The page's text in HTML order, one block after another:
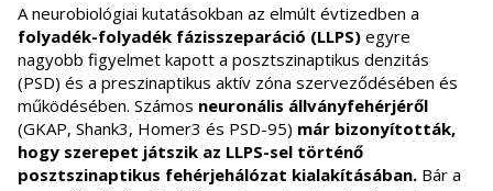
A neurobiológiai kutatásokban az elmúlt évtizedben a
folyadék-folyadék fázisszeparáció (LLPS) egyre
nagyobb figyelmet kapott a posztszinaptikus denzitás
(PSD) és a preszinaptikus aktív zóna szerveződésében és
működésében. Számos neuronális állványfehérjéről
(GKAP, Shank3, Homer3 és PSD-95) már bizonyították,
hogy szerepet játszik az LLPS-sel történő
posztszinaptikus fehérjehálózat kialakításában. Bár a